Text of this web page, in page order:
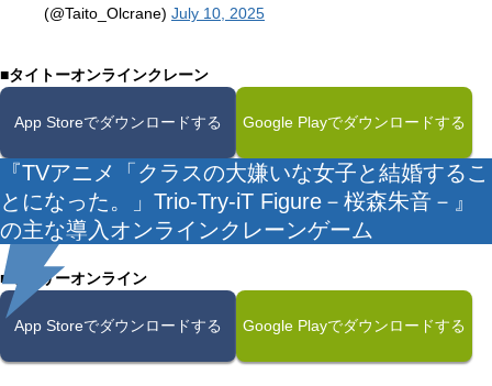
(@Taito_Olcrane) July 10, 2025
■タイトーオンラインクレーン
App Storeでダウンロードする Google Playでダウンロードする
『TVアニメ「クラスの大嫌いな女子と結婚するこ
とになった。」Trio-Try-iT Figure－桜森朱音－』
の主な導入オンラインクレーンゲーム
■モーリーオンライン
App Storeでダウンロードする Google Playでダウンロードする